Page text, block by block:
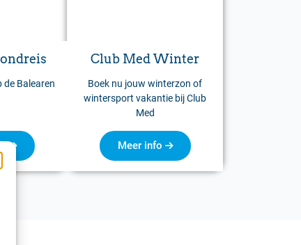
de Balearen
Club Med Winter
Boek nu jouw winterzon of
wintersport vakantie bij Club
Med
Meer info